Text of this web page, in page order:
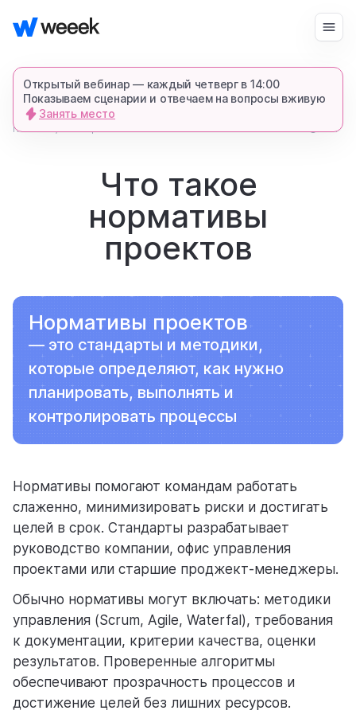
Открытый вебинар — каждый четверг в 14:00
Показываем сценарии и отвечаем на вопросы вживую
Занять место
возможности
для кого
ресурсы
блог
полезности и рассказы о приятном
цены
тарифные планы для любых команд
запросить демонстрацию
Войти Начать бесплатно
главная глоссарий 989 4
Что такое
нормативы
проектов
Нормативы проектов
— это стандарты и методики,
которые определяют, как нужно
планировать, выполнять и
контролировать процессы
Нормативы помогают командам работать
слаженно, минимизировать риски и достигать
целей в срок. Стандарты разрабатывает
руководство компании, офис управления
проектами или старшие проджект-менеджеры.
Обычно нормативы могут включать: методики
управления (Scrum, Agile, Waterfal), требования
к документации, критерии качества, оценки
результатов. Проверенные алгоритмы
обеспечивают прозрачность процессов и
достижение целей без лишних ресурсов.